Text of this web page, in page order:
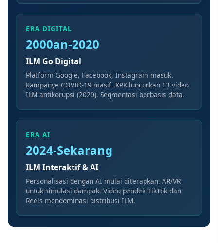
ERA DIGITAL
2000an-2020
ILM Go Digital
Platform Google, Facebook, Instagram masuk.
Kampanye COVID-19 masif. KPK luncurkan 13 video
ILM antikorupsi (2020). Segmentasi berbasis data.
ERA AI
2024-Sekarang
ILM Interaktif & AI
Personalisasi dengan AI mulai diterapkan. AR/VR
untuk simulasi dampak. Video pendek TikTok dan
Reels mendominasi distribusi ILM.